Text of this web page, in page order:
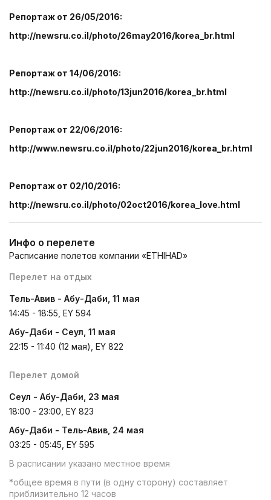
Репортаж от 26/05/2016:
http://newsru.co.il/photo/26may2016/korea br.html
Репортаж от 14/06/2016:
http://newsru.co.il/photo/13jun2016/korea br.html
Репортаж от 22/06/2016:
http://www.newsru.co.il/photo/22jun2016/korea br.html
Репортаж от 02/10/2016:
http://newsru.co.il/photo/02oct2016/korea love.html
Инфо о перелете
Расписание полетов компании «ETHIHAD»
Перелет на отдых
Тель-Авив - Абу-Даби, 11 мая
14:45 - 18:55, EY 594
Абу-Даби - Сеул, 11 мая
22:15 - 11:40 (12 мая), EY 822
Перелет домой
Сеул - Абу-Даби, 23 мая
18:00 - 23:00, EY 823
Абу-Даби - Тель-Авив, 24 мая
03:25 - 05:45, EY 595
В расписании указано местное время
*общее время в пути (в одну сторону) составляет
приблизительно 12 часов